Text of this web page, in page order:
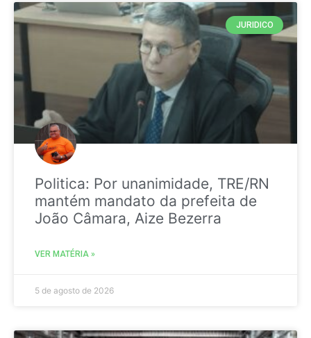
JURIDICO
Politica: Por unanimidade, TRE/RN
mantém mandato da prefeita de
João Câmara, Aize Bezerra
VER MATÉRIA »
5 de agosto de 2026